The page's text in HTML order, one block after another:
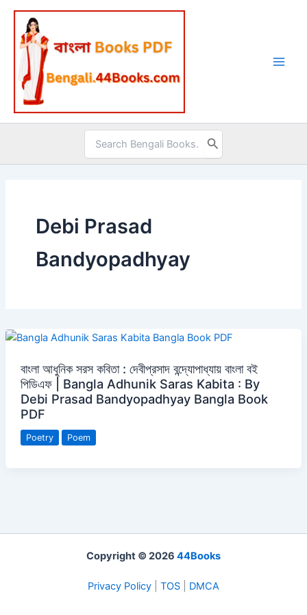
Skip
content
Search
for:
Debi Prasad
Bandyopadhyay
বাংলা আধুনিক সরস কবিতা : দেবীপ্রসাদ বন্দ্যোপাধ্যায় বাংলা বই
পিডিএফ | Bangla Adhunik Saras Kabita : By
Debi Prasad Bandyopadhyay Bangla Book
PDF
Poetry Poem
Copyright © 2026 44Books
Privacy Policy TOS DMCA